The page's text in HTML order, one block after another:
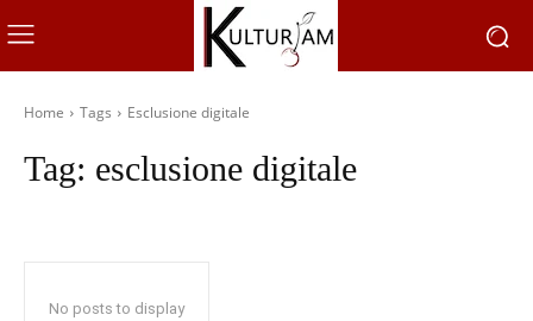
Home Tags Esclusione digitale
Tag: esclusione digitale
No posts to display